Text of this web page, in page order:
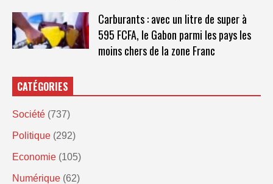
Carburants : avec un litre de super à
595 FCFA, le Gabon parmi les pays les
moins chers de la zone Franc
CATÉGORIES
Société (737)
Politique (292)
Economie (105)
Numérique (62)